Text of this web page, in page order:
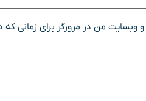
و وبسایت من در مرورگر برای زمانی